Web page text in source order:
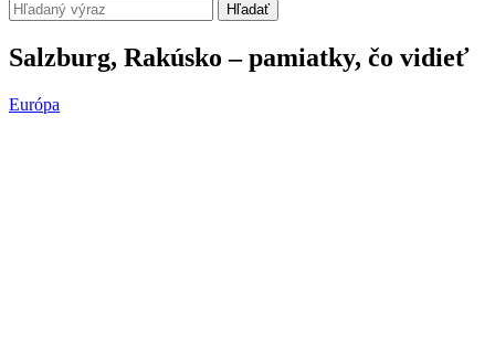
Hľadať
Salzburg, Rakúsko – pamiatky, čo vidieť
Európa